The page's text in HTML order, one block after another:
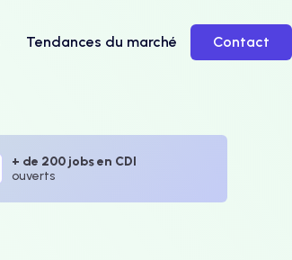
Tendances du marché Contact
+ de 200 jobs en CDI
ouverts